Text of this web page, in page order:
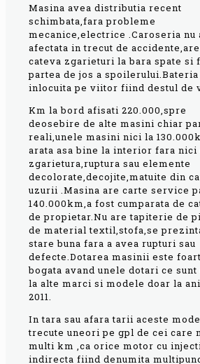
Masina avea distributia recent
schimbata,fara probleme
mecanice,electrice .Caroseria nu
afectata in trecut de
cateva zgarieturi la bara spate si
partea de jos a
inlocuita pe viitor fiind destul de
Km la bord afisati 220.000,spre
deosebire de alte masini chiar
reali,unele masini nici la
arata asa bine la interior fara nici
zgarietura,ruptura sau elemente
decolorate,decojite,matuite din
uzurii .Masina are carte service
140.000km,a fost cumparata de
de propietar.Nu are tapiterie de
de material textil,stofa,se
stare buna fara a avea rupturi sau
defecte.Dotarea masinii este
bogata avand unele dotari ce sunt
la alte marci si modele doar la
2011.
In tara sau afara tarii aceste
trecute uneori pe gpl de cei care
multi km ,ca orice motor cu
indirecta fiind denumita